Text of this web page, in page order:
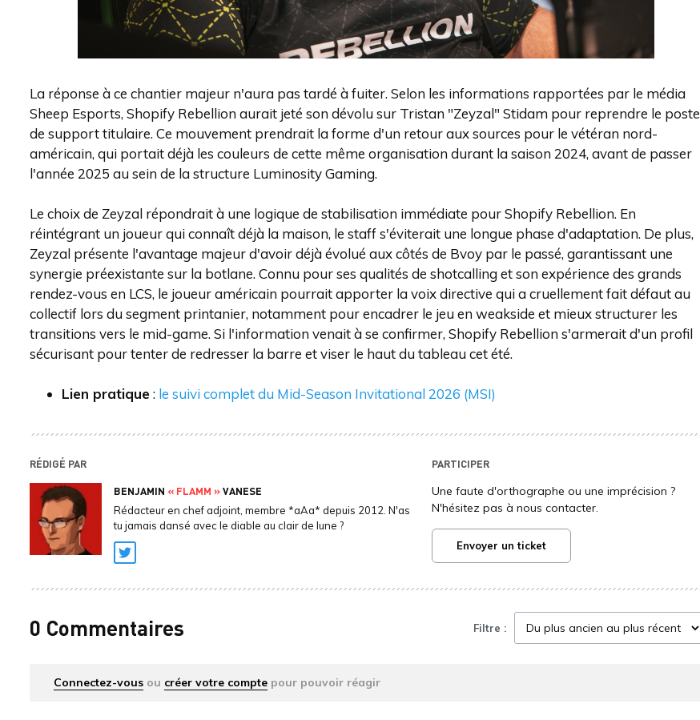
La réponse à ce chantier majeur n'aura pas tardé à fuiter. Selon les informations rapportées par le média
Sheep Esports, Shopify Rebellion aurait jeté son dévolu sur Tristan "Zeyzal" Stidam pour reprendre le poste
de support titulaire. Ce mouvement prendrait la forme d'un retour aux sources pour le vétéran nord-
américain, qui portait déjà les couleurs de cette même organisation durant la saison 2024, avant de passer
l'année 2025 au sein de la structure Luminosity Gaming.
Le choix de Zeyzal répondrait à une logique de stabilisation immédiate pour Shopify Rebellion. En
réintégrant un joueur qui connaît déjà la maison, le staff s'éviterait une longue phase d'adaptation. De plus,
Zeyzal présente l'avantage majeur d'avoir déjà évolué aux côtés de Bvoy par le passé, garantissant une
synergie préexistante sur la botlane. Connu pour ses qualités de shotcalling et son expérience des grands
rendez-vous en LCS, le joueur américain pourrait apporter la voix directive qui a cruellement fait défaut au
collectif lors du segment printanier, notamment pour encadrer le jeu en weakside et mieux structurer les
transitions vers le mid-game. Si l'information venait à se confirmer, Shopify Rebellion s'armerait d'un profil
sécurisant pour tenter de redresser la barre et viser le haut du tableau cet été.
Lien pratique: le suivi complet du Mid-Season Invitational 2026 (MSI)
RÉDIGÉ PAR
BENJAMIN « FLAMM »VANESE
Rédacteur en chef adjoint, membre *aAa* depuis 2012. N'as
tu jamais dansé avec le diable au clair de lune ?
Twitter
PARTICIPER
Une faute d'orthographe ou une imprécision ?
N'hésitez pas à nous contacter.
Envoyer un ticket
0 Commentaires Filtre :
Connectez-vous ou créer votre compte pour pouvoir réagir